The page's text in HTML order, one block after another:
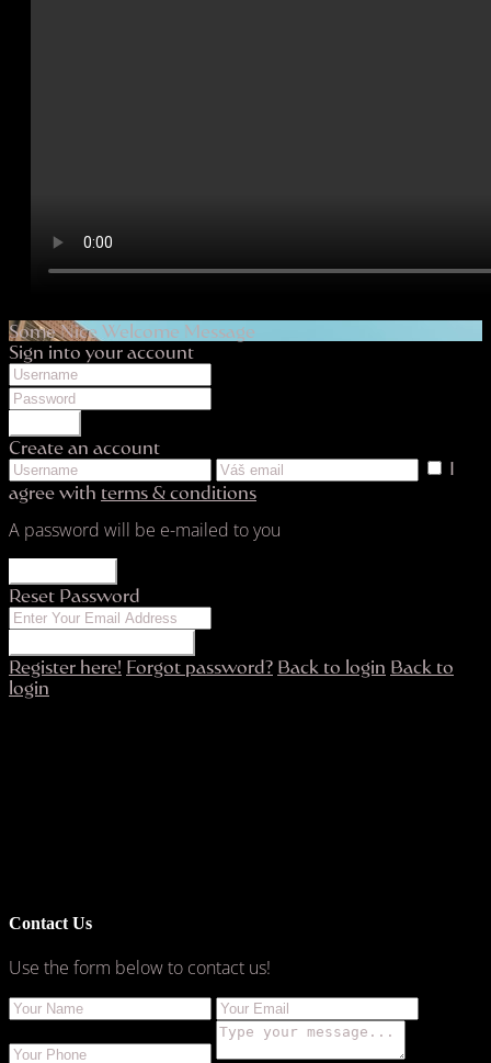
Some Nice Welcome Message
Sign into your account
Create an account
I
agree with terms & conditions
A password will be e-mailed to you
Reset Password
Register here! Forgot password? Back to login Back to
login
Contact Us
Use the form below to contact us!